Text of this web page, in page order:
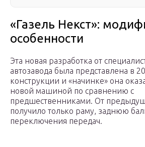
«Газель Некст»:
особенности
Эта новая разработка от
автозавода была представлена в
конструкции и «начинке» она
новой машиной по сравнению с
предшественниками. От
получило только раму, заднюю
переключения передач.